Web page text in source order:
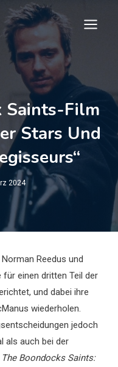
Saints-Film
Stars Und
2024
Reedus und
für einen dritten Teil der
und dabei ihre
wiederholen.
jedoch
als auch bei der
The Boondocks Saints: